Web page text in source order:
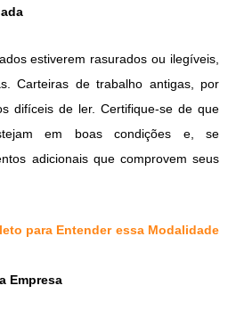
estiverem rasurados ou ilegíveis,
Carteiras de trabalho antigas, por
difíceis de ler. Certifique-se de que
em boas condições e, se
adicionais que comprovem seus
para Entender essa Modalidade
Empresa